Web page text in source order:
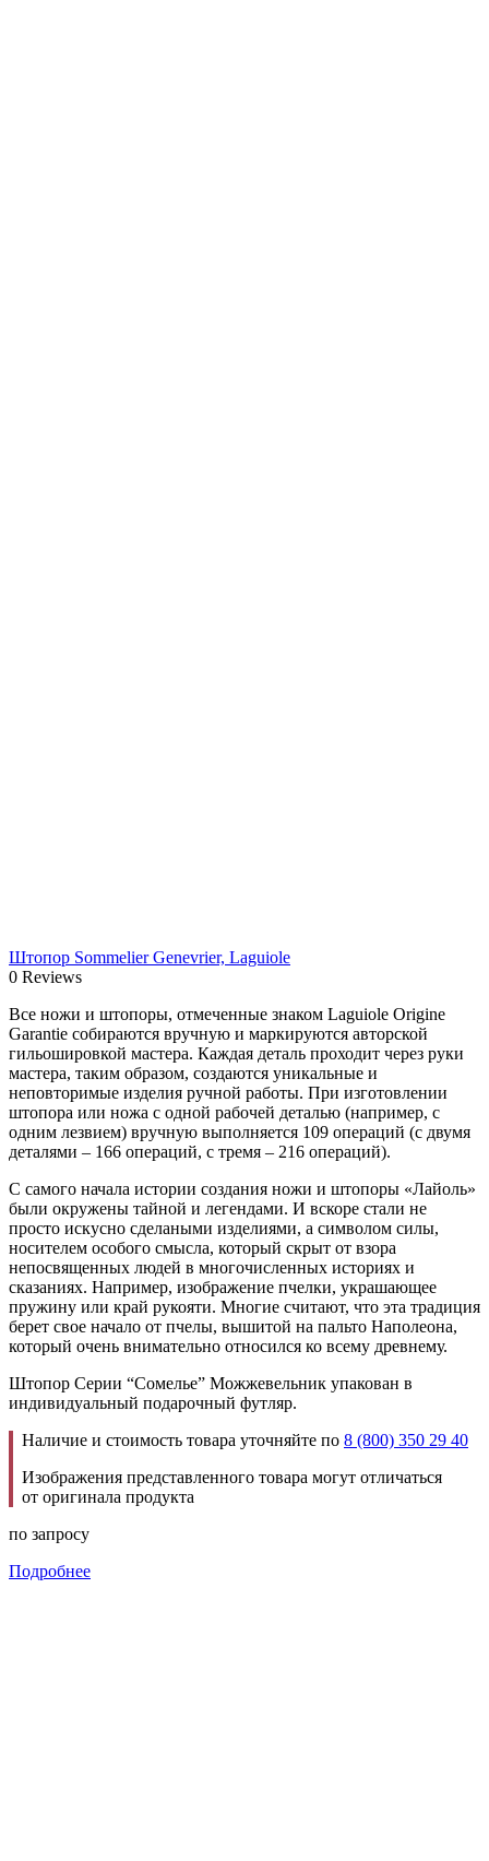
Штопор Sommelier Genevrier, Laguiole
0 Reviews
Все ножи и штопоры, отмеченные знаком Laguiole Origine
Garantie собираются вручную и маркируются авторской
гильошировкой мастера. Каждая деталь проходит через руки
мастера, таким образом, создаются уникальные и
неповторимые изделия ручной работы. При изготовлении
штопора или ножа с одной рабочей деталью (например, с
одним лезвием) вручную выполняется 109 операций (с двумя
деталями – 166 операций, с тремя – 216 операций).
С самого начала истории создания ножи и штопоры «Лайоль»
были окружены тайной и легендами. И вскоре стали не
просто искусно сделаными изделиями, а символом силы,
носителем особого смысла, который скрыт от взора
непосвященных людей в многочисленных историях и
сказаниях. Например, изображение пчелки, украшающее
пружину или край рукояти. Многие считают, что эта традиция
берет свое начало от пчелы, вышитой на пальто Наполеона,
который очень внимательно относился ко всему древнему.
Штопор Серии “Сомелье” Можжевельник упакован в
индивидуальный подарочный футляр.
Наличие и стоимость товара уточняйте по 8 (800) 350 29 40
Изображения представленного товара могут отличаться
от оригинала продукта
по запросу
Подробнее